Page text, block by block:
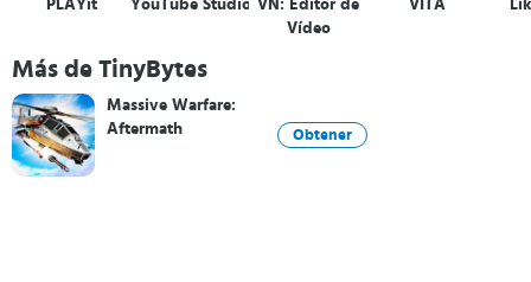
PLAYit YouTube Studio VN: Editor de
Vídeo
VITA
Más de TinyBytes
Massive Warfare:
Aftermath
Obtener